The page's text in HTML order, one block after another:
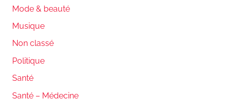
Mode & beauté
Musique
Non classé
Politique
Santé
Santé – Médecine